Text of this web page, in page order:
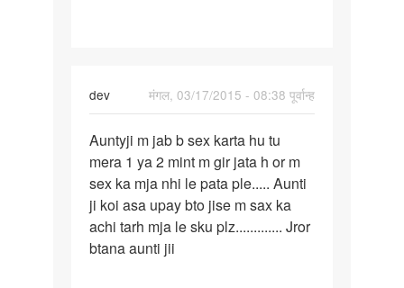
dev
मंगल, 03/17/2015 - 08:38 पूर्वान्ह
Auntyji
m
jab
b
sex
karta
Auntyji m jab b sex karta hu tu
mera 1 ya 2 mint m gir jata h or m
sex ka mja nhi le pata ple..... Aunti
ji koi asa upay bto jise m sax ka
achi tarh mja le sku plz............. Jror
btana aunti jii